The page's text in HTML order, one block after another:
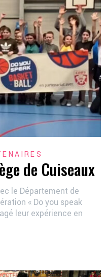
de Cuiseaux
le Département de
« Do you speak
leur expérience en